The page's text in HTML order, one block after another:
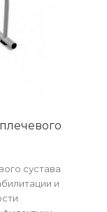
сустава
и